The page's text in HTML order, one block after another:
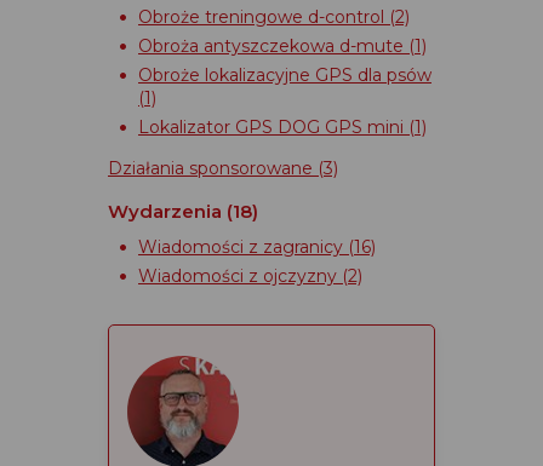
Obroże treningowe d-control (2)
Obroża antyszczekowa d-mute (1)
Obroże lokalizacyjne GPS dla psów
(1)
Lokalizator GPS DOG GPS mini (1)
Działania sponsorowane (3)
Wydarzenia (18)
Wiadomości z zagranicy (16)
Wiadomości z ojczyzny (2)